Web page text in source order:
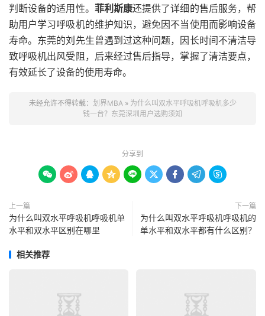
判断设备的适用性。 菲利斯康还提供了详细的售后服务，帮
助用户学习呼吸机的维护知识，避免因不当使用而影响设备
寿命。东莞的刘先生曾遇到过这种问题，因长时间不清洁导
致呼吸机出风受阻，后来经过售后指导，掌握了清洁要点，
有效延长了设备的使用寿命。
未经允许不得转载： 划界MBA» 为什么叫双水平呼吸机呼吸机多少
钱一台？东莞深圳用户选购须知
分享到
        
上一篇
为什么叫双水平呼吸机呼吸机单
水平和双水平区别在哪里
下一篇
为什么叫双水平呼吸机呼吸机的
单水平和双水平都有什么区别？
相关推荐